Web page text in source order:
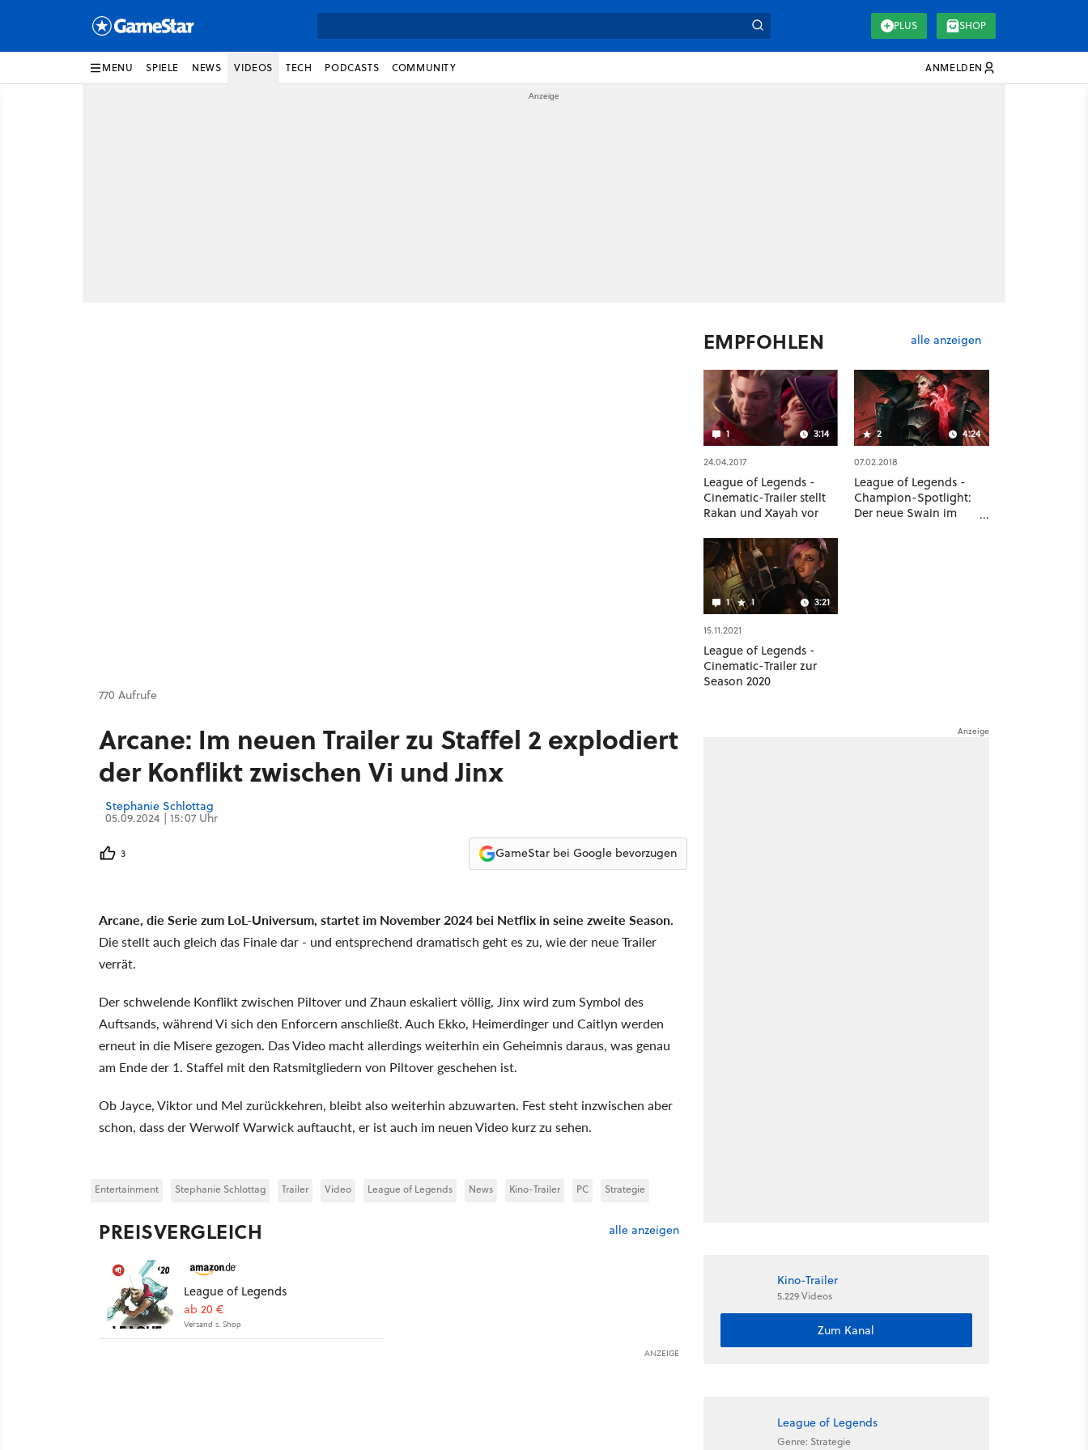
PLUS SHOP
MENU SPIELE NEWS VIDEOS TECH PODCASTS COMMUNITY ANMELDEN
770 Aufrufe
Arcane: Im neuen Trailer zu Staffel 2 explodiert
der Konflikt zwischen Vi und Jinx
Stephanie Schlottag
05.09.2024 | 15:07 Uhr
3 GameStar bei Google bevorzugen
Arcane, die Serie zum LoL-Universum, startet im November 2024 bei Netflix in seine zweite Season.
Die stellt auch gleich das Finale dar - und entsprechend dramatisch geht es zu, wie der neue Trailer
verrät.
Der schwelende Konflikt zwischen Piltover und Zhaun eskaliert völlig, Jinx wird zum Symbol des
Auftsands, während Vi sich den Enforcern anschließt. Auch Ekko, Heimerdinger und Caitlyn werden
erneut in die Misere gezogen. Das Video macht allerdings weiterhin ein Geheimnis daraus, was genau
am Ende der 1. Staffel mit den Ratsmitgliedern von Piltover geschehen ist.
Ob Jayce, Viktor und Mel zurückkehren, bleibt also weiterhin abzuwarten. Fest steht inzwischen aber
schon, dass der Werwolf Warwick auftaucht, er ist auch im neuen Video kurz zu sehen.
Entertainment Stephanie Schlottag Trailer Video League of Legends News Kino-Trailer PC Strategie
PREISVERGLEICH alle anzeigen
League of Legends
ab 20 €
Versand s. Shop
ANZEIGE
EMPFOHLEN alle anzeigen
1 3:14
24.04.2017
League of Legends -
Cinematic-Trailer stellt
Rakan und Xayah vor
2 4:24
07.02.2018
League of Legends -
Champion-Spotlight:
Der neue Swain im
1 1 3:21
15.11.2021
League of Legends -
Cinematic-Trailer zur
Season 2020
Kino-Trailer
5.229 Videos
Zum Kanal
League of Legends
Genre: Strategie